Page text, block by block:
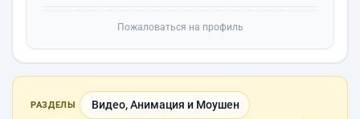
Пожаловаться на профиль
РАЗДЕЛЫ Видео, Анимация и Моушен